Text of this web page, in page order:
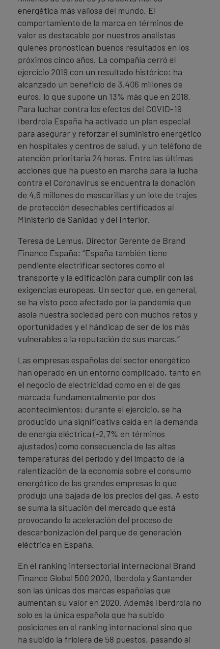
energética más valiosa del mundo. El
comportamiento de la marca en términos de
valor es destacable por nuestros analistas
quienes pronostican buenos resultados en los
próximos cinco años. La compañía cerró el
ejercicio 2019 con un resultado histórico: ha
alcanzado un beneficio de 3.406 millones de
euros, lo que supone un 13% más que en 2018.
Para luchar contra los efectos del COVID-19
Iberdrola España ha activado un plan especial
para asegurar y reforzar el suministro energético
en hospitales y centros de salud, y un teléfono de
atención prioritaria 24 horas. Entre las últimas
acciones que ha puesto en marcha para la lucha
contra el Coronavirus se encuentra la donación
de 4,6 millones de mascarillas y un lote de trajes
de protección desechables certificados al
Ministerio de Sanidad y del Interior.
Teresa de Lemus, Director Gerente de Brand
Finance España: “España también tiene
pendiente electrificar sectores como el
transporte y la edificación para cumplir con las
exigencias europeas. Un sector que, en general,
se ha visto poco afectado por la pandemia que
asola nuestra sociedad pero con muchos retos y
oportunidades y el hándicap de ser de los más
vulnerables a la reputación de sus marcas.”
Las empresas españolas del sector energético
han operado en un entorno complicado, tanto en
el negocio de electricidad como en el de gas
marcada fundamentalmente por dos
acontecimientos: durante el ejercicio, se ha
producido una significativa caída en la demanda
de energía eléctrica (-2,7% en términos
ajustados) como consecuencia de las altas
temperaturas del período y del impacto de la
ralentización de la economía sobre el consumo
energético de las grandes empresas lo que
produjo una bajada de los precios del gas. A esto
se suma la situación del mercado que está
provocando la aceleración del proceso de
descarbonización del parque de generación
eléctrica en España.
En el ranking intersectorial internacional Brand
Finance Global 500 2020, Iberdola y Santander
son las únicas dos marcas españolas que
aumentan su valor en 2020. Además Iberdrola no
solo es la única española que ha subido
posiciones en el ranking internacional sino que
ha subido la friolera de 58 puestos, pasando al